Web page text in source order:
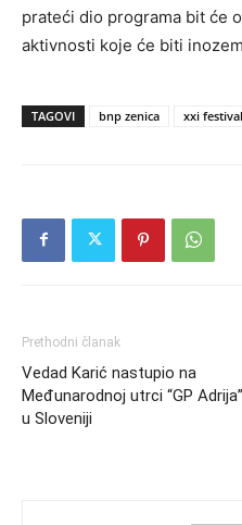
prateći dio programa bit će
aktivnosti koje će biti
TAGOVI bnp zenica xxi
Prethodni članak
Vedad Karić nastupio na
Međunarodnoj utrci “GP Adrija”
u Sloveniji